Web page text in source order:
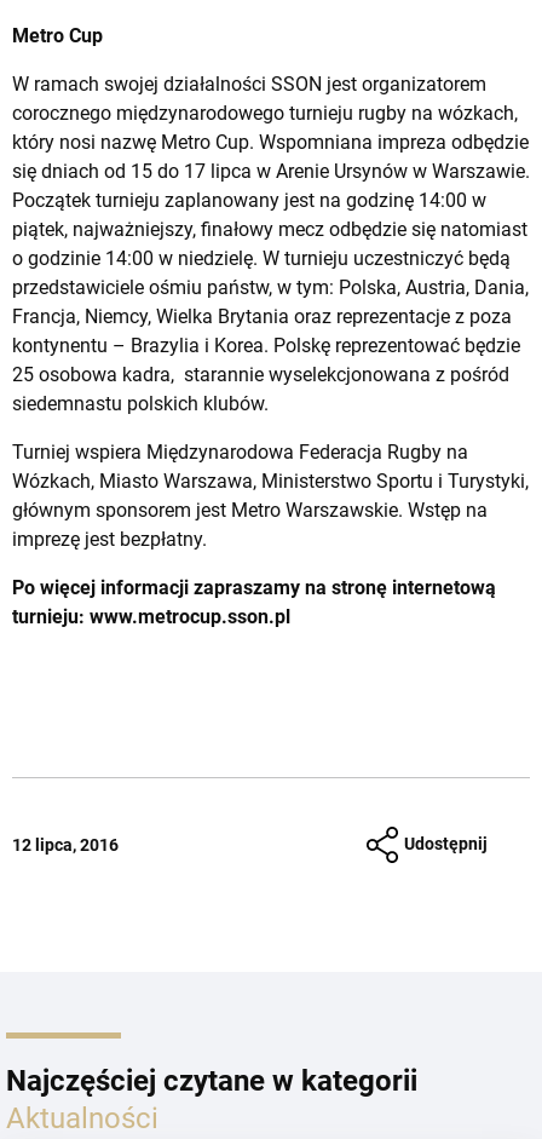
Metro Cup
W ramach swojej działalności SSON jest organizatorem
corocznego międzynarodowego turnieju rugby na wózkach,
który nosi nazwę Metro Cup. Wspomniana impreza odbędzie
się dniach od 15 do 17 lipca w Arenie Ursynów w Warszawie.
Początek turnieju zaplanowany jest na godzinę 14:00 w
piątek, najważniejszy, finałowy mecz odbędzie się natomiast
o godzinie 14:00 w niedzielę. W turnieju uczestniczyć będą
przedstawiciele ośmiu państw, w tym: Polska, Austria, Dania,
Francja, Niemcy, Wielka Brytania oraz reprezentacje z poza
kontynentu – Brazylia i Korea. Polskę reprezentować będzie
25 osobowa kadra, starannie wyselekcjonowana z pośród
siedemnastu polskich klubów.
Turniej wspiera Międzynarodowa Federacja Rugby na
Wózkach, Miasto Warszawa, Ministerstwo Sportu i Turystyki,
głównym sponsorem jest Metro Warszawskie. Wstęp na
imprezę jest bezpłatny.
Po więcej informacji zapraszamy na stronę internetową
turnieju: www.metrocup.sson.pl
12 lipca, 2016 Udostępnij
Najczęściej czytane w kategorii
Aktualności